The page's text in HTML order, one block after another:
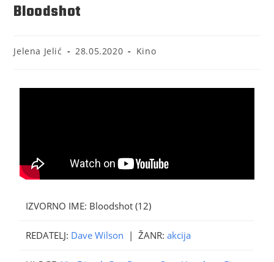
Bloodshot
Jelena Jelić 28.05.2020 Kino
IZVORNO IME: Bloodshot (12)
REDATELJ: Dave Wilson |ŽANR: akcija